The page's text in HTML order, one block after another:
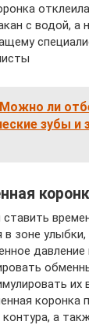
с водой, а
Можно ли
зубы и
в зоне
их
контура, а